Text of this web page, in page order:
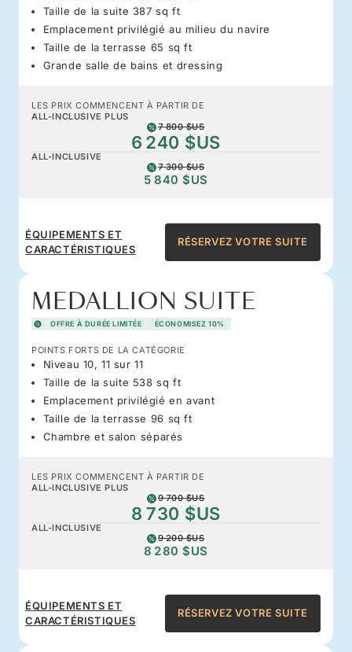
Taille de la suite 387 sq ft
Emplacement privilégié au milieu du navire
Taille de la terrasse 65 sq ft
Grande salle de bains et dressing
LES PRIX COMMENCENT À PARTIR DE
ALL-INCLUSIVE PLUS
7 800 $US
6 240 $US
ALL-INCLUSIVE
7 300 $US
5 840 $US
ÉQUIPEMENTS ET
CARACTÉRISTIQUES
RÉSERVEZ VOTRE SUITE
MEDALLION SUITE
OFFRE À DURÉE LIMITÉE ÉCONOMISEZ 10%
POINTS FORTS DE LA CATÉGORIE
Niveau 10, 11 sur 11
Taille de la suite 538 sq ft
Emplacement privilégié en avant
Taille de la terrasse 96 sq ft
Chambre et salon séparés
LES PRIX COMMENCENT À PARTIR DE
ALL-INCLUSIVE PLUS
9 700 $US
8 730 $US
ALL-INCLUSIVE
9 200 $US
8 280 $US
ÉQUIPEMENTS ET
CARACTÉRISTIQUES
RÉSERVEZ VOTRE SUITE